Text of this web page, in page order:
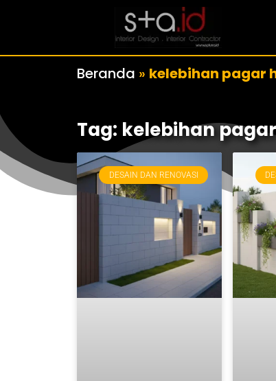
Beranda » kelebihan pagar
Tag: kelebihan
DESAIN DAN RENOVASI